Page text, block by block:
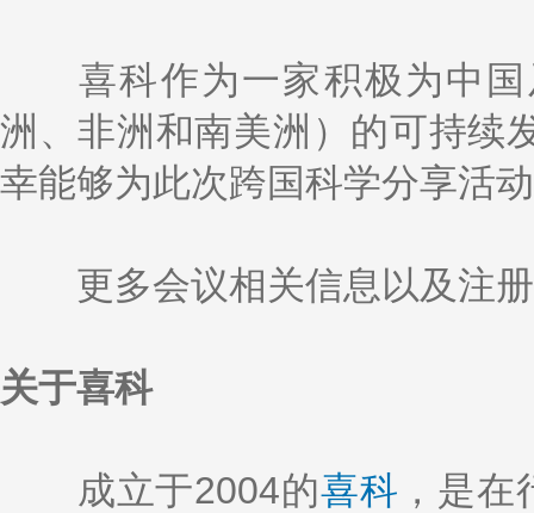
喜科作为一家积极为中国
洲、非洲和南美洲）的可持续
幸能够为此次跨国科学分享活
更多会议相关信息以及注册
关于喜科
成立于2004的喜科 ，是